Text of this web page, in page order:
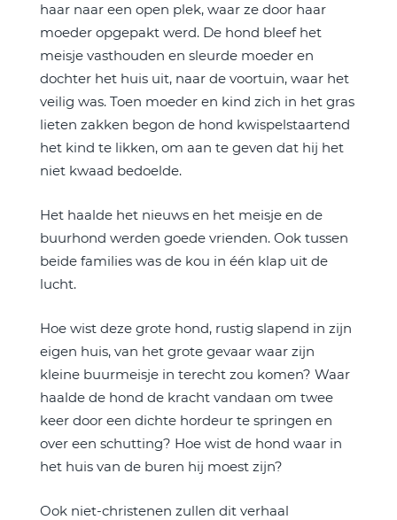
haar naar een open plek, waar ze door haar
moeder opgepakt werd. De hond bleef het
meisje vasthouden en sleurde moeder en
dochter het huis uit, naar de voortuin, waar het
veilig was. Toen moeder en kind zich in het gras
lieten zakken begon de hond kwispelstaartend
het kind te likken, om aan te geven dat hij het
niet kwaad bedoelde.
Het haalde het nieuws en het meisje en de
buurhond werden goede vrienden. Ook tussen
beide families was de kou in één klap uit de
lucht.
Hoe wist deze grote hond, rustig slapend in zijn
eigen huis, van het grote gevaar waar zijn
kleine buurmeisje in terecht zou komen? Waar
haalde de hond de kracht vandaan om twee
keer door een dichte hordeur te springen en
over een schutting? Hoe wist de hond waar in
het huis van de buren hij moest zijn?
Ook niet-christenen zullen dit verhaal